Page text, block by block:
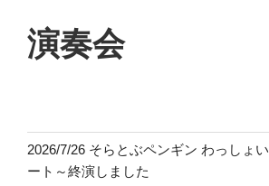
演奏会
2026/7/26 そらとぶペンギン わっしょい
ート～終演しました